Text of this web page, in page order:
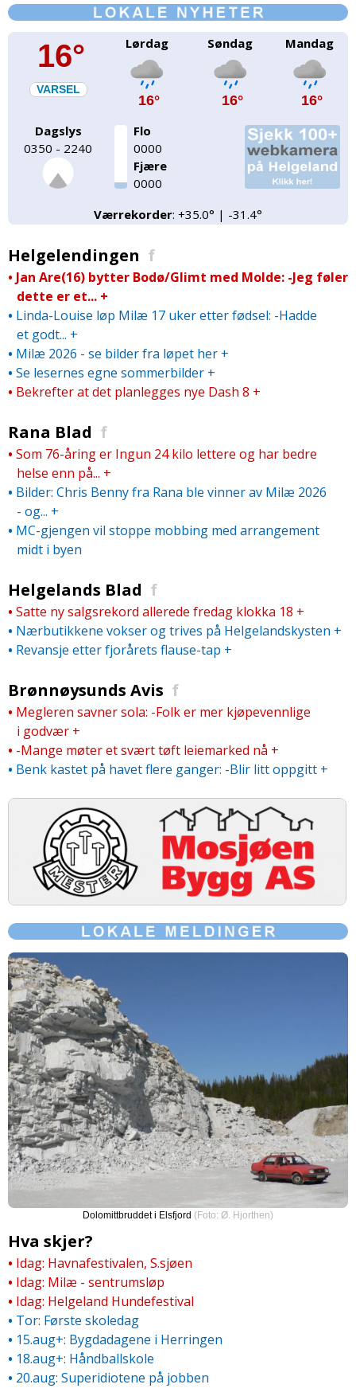
16°
VARSEL
Lørdag
16°
Søndag
16°
Mandag
16°
Dagslys
0350 - 2240
Flo
0000
Fjære
0000
Værrekorder: +35.0° | -31.4°
Helgelendingen f
• Jan Are(16) bytter Bodø/­Glimt med Molde: -Jeg føler
dette er et... +
• Linda-Louise løp Milæ 17 uker etter fødsel: -Hadde
et godt... +
• Milæ 2026 - se bilder fra løpet her +
• Se lesernes egne sommerbilder +
• Bekrefter at det planlegges nye Dash 8 +
Rana Blad f
• Som 76-åring er Ingun 24 kilo lettere og har bedre
helse enn på... +
• Bilder: Chris Benny fra Rana ble vinner av Milæ 2026
- og... +
• MC-gjengen vil stoppe mobbing med arrangement
midt i byen
Helgelands Blad f
• Satte ny salgsrekord allerede fredag klokka 18 +
• Nærbutikkene vokser og trives på Helgelandskysten +
• Revansje etter fjorårets flause-tap +
Brønnøysunds Avis f
• Megleren savner sola: -Folk er mer kjøpevennlige
i godvær +
• -Mange møter et svært tøft leiemarked nå +
• Benk kastet på havet flere ganger: -Blir litt oppgitt +
Vinternatt ved Vefsna(Foto: Ø. Hjorthen)
Hva skjer?
• Idag: Havnafestivalen, S.sjøen
• Idag: Milæ - sentrumsløp
• Idag: Helgeland Hundefestival
• Tor: Første skoledag
• 15.aug+: Bygdadagene i Herringen
• 18.aug+: Håndballskole
• 20.aug: Superidiotene på jobben